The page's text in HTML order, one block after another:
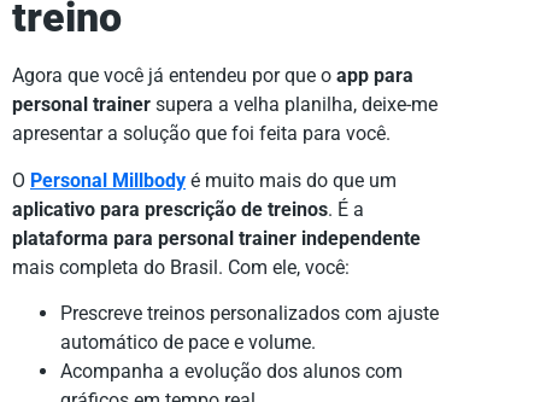
treino
Agora que você já entendeu por que o app para
personal trainer supera a velha planilha, deixe-me
apresentar a solução que foi feita para você.
O Personal Millbody é muito mais do que um
aplicativo para prescrição de treinos. É a
plataforma para personal trainer independente
mais completa do Brasil. Com ele, você:
Prescreve treinos personalizados com ajuste
automático de pace e volume.
Acompanha a evolução dos alunos com